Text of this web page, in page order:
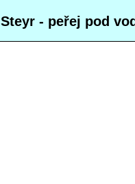
Steyr - peřej pod